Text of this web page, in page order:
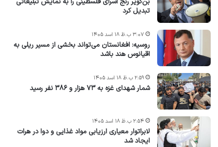
تبدیل کرد
روسیه: افغانستان می‌تواند بخشی از مسیر ریلی به
اقیانوس هند باشد
۳:۰۷ ب.ظ ۱۸ اسد ۱۴۰۵
شمار شهدای غزه به ۷۳ هزار و ۳۸۶ نفر رسید
۲:۵۹ ب.ظ ۱۸ اسد ۱۴۰۵
لابراتوار معیاری ارزیابی مواد غذایی و دوا در هرات
ایجاد شد
۲:۵۴ ب.ظ ۱۸ اسد ۱۴۰۵